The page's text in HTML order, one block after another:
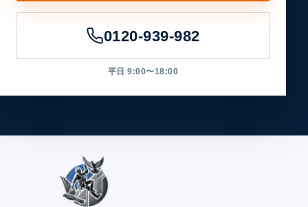
0120-939-982
平日 9:00〜18:00